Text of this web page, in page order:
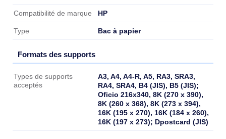
Compatibilité de marque HP
Type Bac à papier
Formats des supports
Formats des supports
Types de supports
acceptés
A3, A4, A4-R, A5, RA3, SRA3,
RA4, SRA4, B4 (JIS), B5 (JIS);
Oficio 216x340, 8K (270 x 390),
8K (260 x 368), 8K (273 x 394),
16K (195 x 270), 16K (184 x 260),
16K (197 x 273); Dpostcard (JIS)